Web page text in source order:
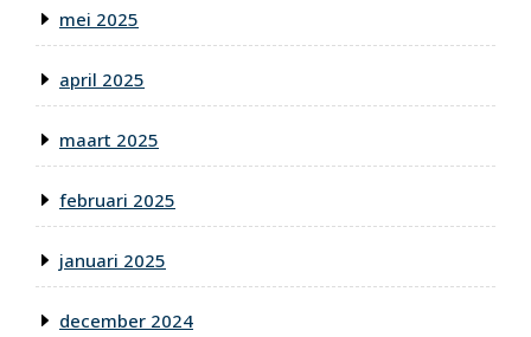
mei 2025
april 2025
maart 2025
februari 2025
januari 2025
december 2024